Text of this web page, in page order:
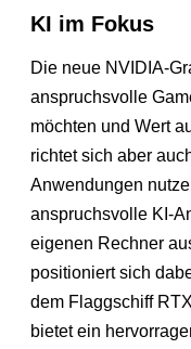
KI im Fokus
Die neue NVIDIA-
anspruchsvolle
möchten und Wert
richtet sich aber
Anwendungen
anspruchsvolle KI-
eigenen Rechner
positioniert sich
dem Flaggschiff
bietet ein